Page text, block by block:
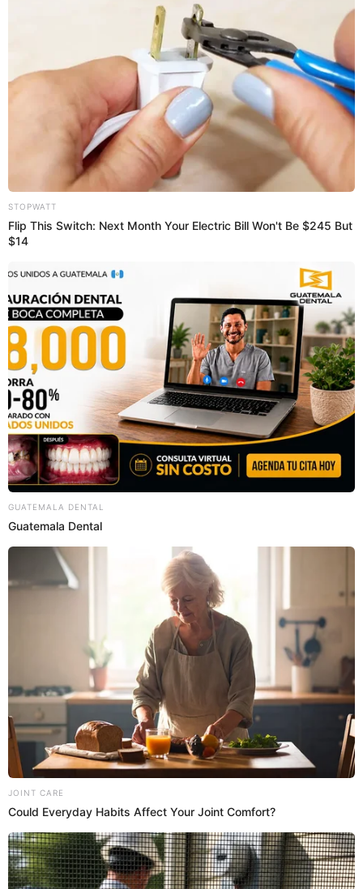
¿Cómo comunicarme con un asesor
virtual de Yape Tienda?
Si tienes problemas o dudas para comprar en Yape Tienda,
deberás ingresar al siguiente link y seguir los siguientes
pasos importantes para evitar problemas en tu app.
Paso 1:
Paso 2: Completa tus datos personales.
Paso 3:Realiza la consulta de tu problema o duda.
SOBRE EL AUTOR:
DIEGO PECHO
Periodista especializado en actualidad, vida y deportes.
Bachiller en Periodismo en la Universidad Jaime Bausate y
Meza. Redactor en El Popular. Interesado en temas
relacionados como economía, coyuntura nacional e
internacional, trucos caseros y educación.
Prefiero a El Popular en Google